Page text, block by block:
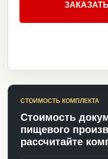
СТОИМОСТЬ КОМПЛЕКТА
Стоимость
пищевого
рассчитайте